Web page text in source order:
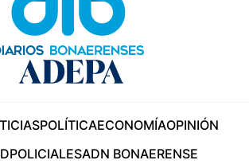
POLÍTICAECONOMÍAOPINIÓN
POLICIALESADN BONAERENSE